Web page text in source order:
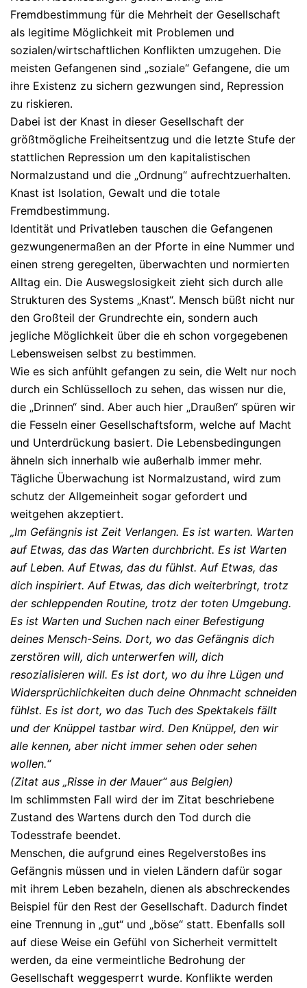
Fremdbestimmung für die Mehrheit der Gesellschaft
als legitime Möglichkeit mit Problemen und
sozialen/wirtschaftlichen Konflikten umzugehen. Die
meisten Gefangenen sind „soziale“ Gefangene, die um
ihre Existenz zu sichern gezwungen sind, Repression
zu riskieren.
Dabei ist der Knast in dieser Gesellschaft der
größtmögliche Freiheitsentzug und die letzte Stufe der
stattlichen Repression um den kapitalistischen
Normalzustand und die „Ordnung“ aufrechtzuerhalten.
Knast ist Isolation, Gewalt und die totale
Fremdbestimmung.
Identität und Privatleben tauschen die Gefangenen
gezwungenermaßen an der Pforte in eine Nummer und
einen streng geregelten, überwachten und normierten
Alltag ein. Die Auswegslosigkeit zieht sich durch alle
Strukturen des Systems „Knast“. Mensch büßt nicht nur
den Großteil der Grundrechte ein, sondern auch
jegliche Möglichkeit über die eh schon vorgegebenen
Lebensweisen selbst zu bestimmen.
Wie es sich anfühlt gefangen zu sein, die Welt nur noch
durch ein Schlüsselloch zu sehen, das wissen nur die,
die „Drinnen“ sind. Aber auch hier „Draußen“ spüren wir
die Fesseln einer Gesellschaftsform, welche auf Macht
und Unterdrückung basiert. Die Lebensbedingungen
ähneln sich innerhalb wie außerhalb immer mehr.
Tägliche Überwachung ist Normalzustand, wird zum
schutz der Allgemeinheit sogar gefordert und
weitgehen akzeptiert.
„Im Gefängnis ist Zeit Verlangen. Es ist warten. Warten
auf Etwas, das das Warten durchbricht. Es ist Warten
auf Leben. Auf Etwas, das du fühlst. Auf Etwas, das
dich inspiriert. Auf Etwas, das dich weiterbringt, trotz
der schleppenden Routine, trotz der toten Umgebung.
Es ist Warten und Suchen nach einer Befestigung
deines Mensch-Seins. Dort, wo das Gefängnis dich
zerstören will, dich unterwerfen will, dich
resozialisieren will. Es ist dort, wo du ihre Lügen und
Widersprüchlichkeiten duch deine Ohnmacht schneiden
fühlst. Es ist dort, wo das Tuch des Spektakels fällt
und der Knüppel tastbar wird. Den Knüppel, den wir
alle kennen, aber nicht immer sehen oder sehen
wollen.“
(Zitat aus „Risse in der Mauer“ aus Belgien)
Im schlimmsten Fall wird der im Zitat beschriebene
Zustand des Wartens durch den Tod durch die
Todesstrafe beendet.
Menschen, die aufgrund eines Regelverstoßes ins
Gefängnis müssen und in vielen Ländern dafür sogar
mit ihrem Leben bezaheln, dienen als abschreckendes
Beispiel für den Rest der Gesellschaft. Dadurch findet
eine Trennung in „gut“ und „böse“ statt. Ebenfalls soll
auf diese Weise ein Gefühl von Sicherheit vermittelt
werden, da eine vermeintliche Bedrohung der
Gesellschaft weggesperrt wurde. Konflikte werden